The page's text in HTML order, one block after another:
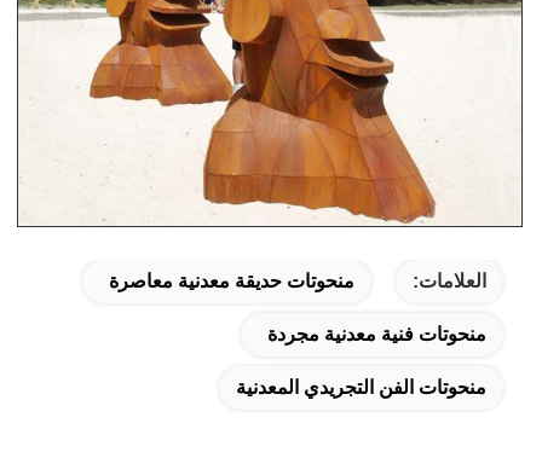
العلامات: منحوتات حديقة معدنية معاصرة
منحوتات فنية معدنية مجردة
منحوتات الفن التجريدي المعدنية